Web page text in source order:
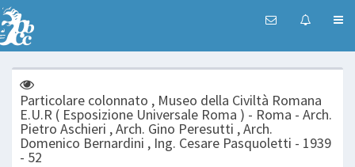
Particolare colonnato , Museo della Civiltà Romana
E.U.R ( Esposizione Universale Roma ) - Roma - Arch.
Pietro Aschieri , Arch. Gino Peresutti , Arch.
Domenico Bernardini , Ing. Cesare Pasquoletti - 1939
- 52